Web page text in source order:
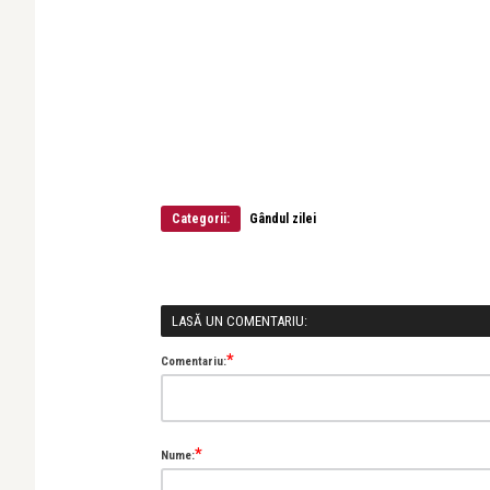
Categorii: Gândul zilei
LASĂ UN COMENTARIU:
Comentariu:*
Nume:*